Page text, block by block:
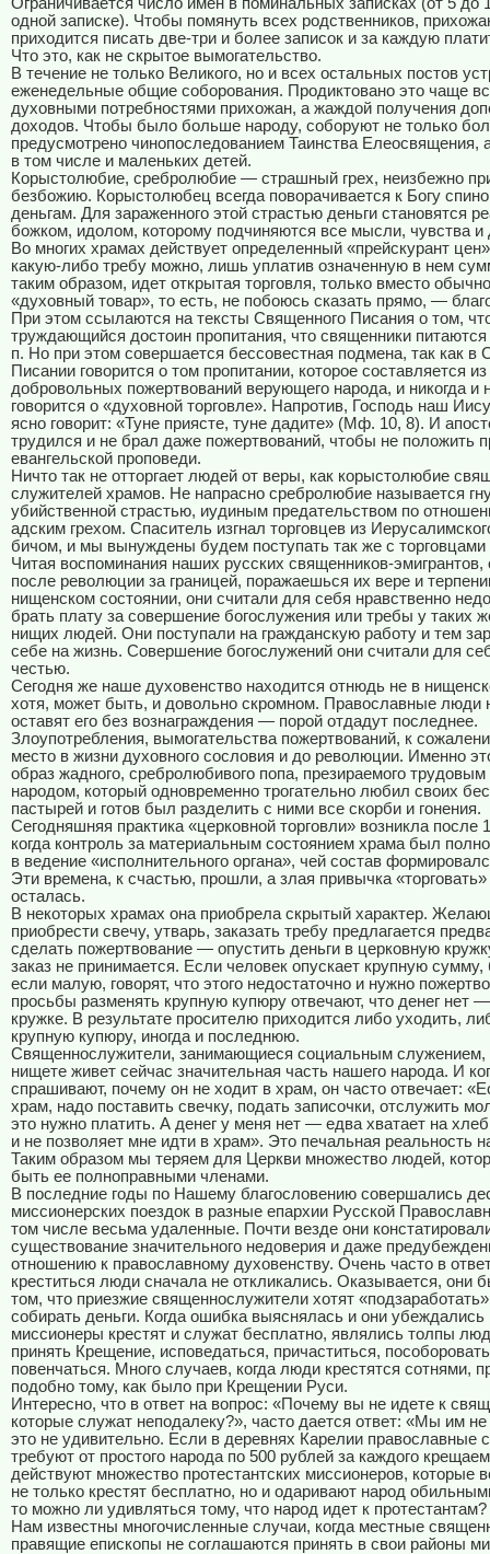
одной записке). Чтобы помянуть всех родственников,
приходится писать две-три и более записок и за каждую
Что это, как не скрытое вымогательство.
В течение не только Великого, но и всех остальных постов
еженедельные общие соборования. Продиктовано это чаще
духовными потребностями прихожан, а жаждой получения
доходов. Чтобы было больше народу, соборуют не только
предусмотрено чинопоследованием Таинства Елеосвящения,
в том числе и маленьких детей.
Корыстолюбие, сребролюбие — страшный грех, неизбежно
безбожию. Корыстолюбец всегда поворачивается к Богу
деньгам. Для зараженного этой страстью деньги становятся
божком, идолом, которому подчиняются все мысли, чувства и
Во многих храмах действует определенный «прейскурант
какую-либо требу можно, лишь уплатив означенную в нем
таким образом, идет открытая торговля, только вместо
«духовный товар», то есть, не побоюсь сказать прямо, —
При этом ссылаются на тексты Священного Писания о том,
труждающийся достоин пропитания, что священники питаются
п. Но при этом совершается бессовестная подмена, так как в
Писании говорится о том пропитании, которое составляется из
добровольных пожертвований верующего народа, и никогда и
говорится о «духовной торговле». Напротив, Господь наш
ясно говорит: «Туне приясте, туне дадите» (Мф. 10, 8). И
трудился и не брал даже пожертвований, чтобы не положить
евангельской проповеди.
Ничто так не отторгает людей от веры, как корыстолюбие
служителей храмов. Не напрасно сребролюбие называется
убийственной страстью, иудиным предательством по
адским грехом. Спаситель изгнал торговцев из
бичом, и мы вынуждены будем поступать так же с торговцами
Читая воспоминания наших русских священников-эмигрантов,
после революции за границей, поражаешься их вере и
нищенском состоянии, они считали для себя нравственно
брать плату за совершение богослужения или требы у таких
нищих людей. Они поступали на гражданскую работу и тем
себе на жизнь. Совершение богослужений они считали для
честью.
Сегодня же наше духовенство находится отнюдь не в
хотя, может быть, и довольно скромном. Православные люди
оставят его без вознаграждения — порой отдадут последнее.
Злоупотребления, вымогательства пожертвований, к
место в жизни духовного сословия и до революции. Именно
образ жадного, сребролюбивого попа, презираемого
народом, который одновременно трогательно любил своих
пастырей и готов был разделить с ними все скорби и гонения.
Сегодняшняя практика «церковной торговли» возникла после
когда контроль за материальным состоянием храма был
в ведение «исполнительного органа», чей состав
Эти времена, к счастью, прошли, а злая привычка
осталась.
В некоторых храмах она приобрела скрытый характер.
приобрести свечу, утварь, заказать требу предлагается
сделать пожертвование — опустить деньги в церковную
заказ не принимается. Если человек опускает крупную сумму,
если малую, говорят, что этого недостаточно и нужно
просьбы разменять крупную купюру отвечают, что денег нет
кружке. В результате просителю приходится либо уходить,
крупную купюру, иногда и последнюю.
Священнослужители, занимающиеся социальным служением,
нищете живет сейчас значительная часть нашего народа. И
спрашивают, почему он не ходит в храм, он часто отвечает:
храм, надо поставить свечку, подать записочки, отслужить
это нужно платить. А денег у меня нет — едва хватает на
и не позволяет мне идти в храм». Это печальная реальность
Таким образом мы теряем для Церкви множество людей,
быть ее полноправными членами.
В последние годы по Нашему благословению совершались
миссионерских поездок в разные епархии Русской
том числе весьма удаленные. Почти везде они
существование значительного недоверия и даже
отношению к православному духовенству. Очень часто в
креститься люди сначала не откликались. Оказывается, они
том, что приезжие священнослужители хотят
собирать деньги. Когда ошибка выяснялась и они убеждались
миссионеры крестят и служат бесплатно, являлись толпы
принять Крещение, исповедаться, причаститься,
повенчаться. Много случаев, когда люди крестятся сотнями,
подобно тому, как было при Крещении Руси.
Интересно, что в ответ на вопрос: «Почему вы не идете к
которые служат неподалеку?», часто дается ответ: «Мы им
это не удивительно. Если в деревнях Карелии православные
требуют от простого народа по 500 рублей за каждого
действуют множество протестантских миссионеров, которые
не только крестят бесплатно, но и одаривают народ
то можно ли удивляться тому, что народ идет к протестантам?
Нам известны многочисленные случаи, когда местные
правящие епископы не соглашаются принять в свои районы